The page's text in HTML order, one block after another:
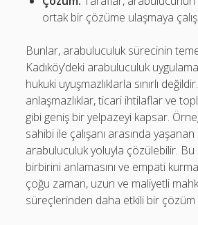
ortak bir çözüme ulaşmaya
Bunlar, arabuluculuk sürecinin temel
Kadıköy’deki arabuluculuk
hukuki uyuşmazlıklarla sınırlı
anlaşmazlıklar, ticari ihtilaflar ve
gibi geniş bir yelpazeyi kapsar.
sahibi ile çalışanı arasında
arabuluculuk yoluyla çözülebilir. Bu
birbirini anlamasını ve empati
çoğu zaman, uzun ve maliyetli
süreçlerinden daha etkili bir çözüm